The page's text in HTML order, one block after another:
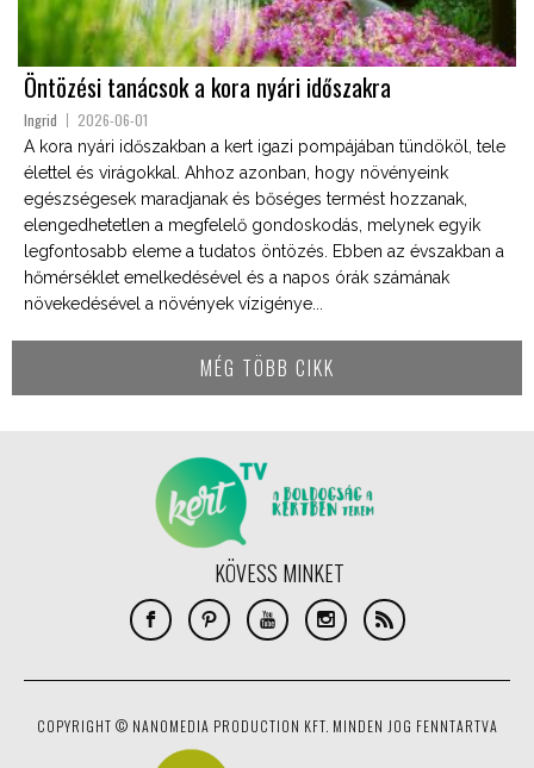
Öntözési tanácsok a kora nyári időszakra
Ingrid 2026-06-01
A kora nyári időszakban a kert igazi pompájában tündököl, tele
élettel és virágokkal. Ahhoz azonban, hogy növényeink
egészségesek maradjanak és bőséges termést hozzanak,
elengedhetetlen a megfelelő gondoskodás, melynek egyik
legfontosabb eleme a tudatos öntözés. Ebben az évszakban a
hőmérséklet emelkedésével és a napos órák számának
növekedésével a növények vízigénye...
MÉG TÖBB CIKK
KÖVESS MINKET
COPYRIGHT © NANOMEDIA PRODUCTION KFT. MINDEN JOG FENNTARTVA